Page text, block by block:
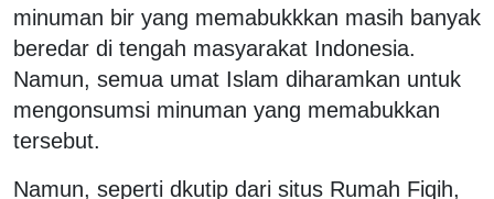
minuman bir yang memabukkkan masih banyak
beredar di tengah masyarakat Indonesia.
Namun, semua umat Islam diharamkan untuk
mengonsumsi minuman yang memabukkan
tersebut.
Namun, seperti dkutip dari situs Rumah Fiqih,